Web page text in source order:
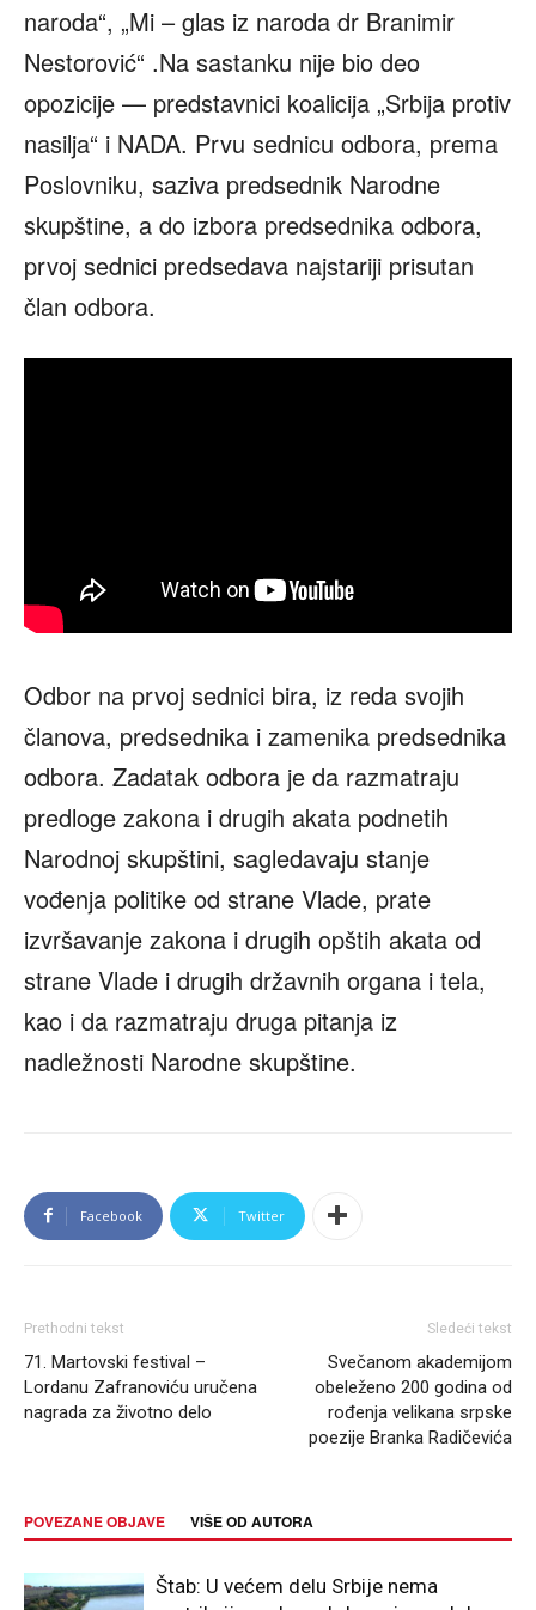
naroda“, „Mi – glas iz naroda dr Branimir
Nestorović“ .Na sastanku nije bio deo
opozicije — predstavnici koalicija „Srbija protiv
nasilja“ i NADA. Prvu sednicu odbora, prema
Poslovniku, saziva predsednik Narodne
skupštine, a do izbora predsednika odbora,
prvoj sednici predsedava najstariji prisutan
član odbora.
Odbor na prvoj sednici bira, iz reda svojih
članova, predsednika i zamenika predsednika
odbora. Zadatak odbora je da razmatraju
predloge zakona i drugih akata podnetih
Narodnoj skupštini, sagledavaju stanje
vođenja politike od strane Vlade, prate
izvršavanje zakona i drugih opštih akata od
strane Vlade i drugih državnih organa i tela,
kao i da razmatraju druga pitanja iz
nadležnosti Narodne skupštine.
Facebook Twitter
Prethodni tekst
71. Martovski festival –
Lordanu Zafranoviću uručena
nagrada za životno delo
Sledeći tekst
Svečanom akademijom
obeleženo 200 godina od
rođenja velikana srpske
poezije Branka Radičevića
POVEZANE OBJAVE VIŠE OD AUTORA
Štab: U većem delu Srbije nema